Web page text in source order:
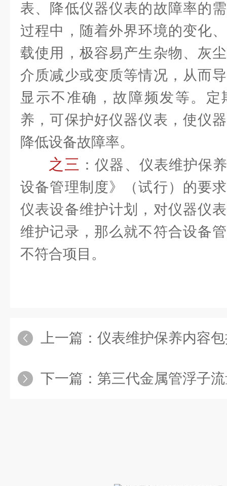
表、降低仪器仪表的故障率的
过程中，随着外界环境的变化
载使用，极容易产生杂物、灰
介质减少或变质等情况，从而
显示不准确，故障频发等。
养，可保护好仪器仪表，使仪
降低设备故障率。
之三 ：仪器、仪表维护保
设备管理制度》（试行）的要
仪表设备维护计划，对仪器仪
维护记录，那么就不符合设备
不符合项目。
上一篇： 仪表维护保养内容
下一篇： 第三代金属管浮子